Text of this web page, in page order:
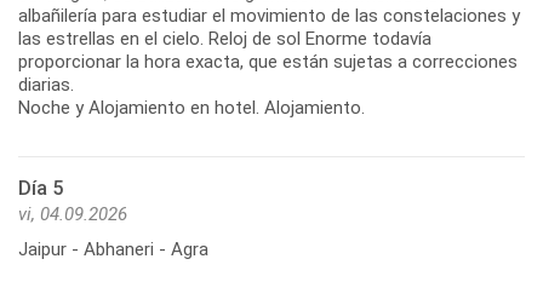
albañilería para estudiar el movimiento de las constelaciones y
las estrellas en el cielo. Reloj de sol Enorme todavía
proporcionar la hora exacta, que están sujetas a correcciones
diarias.
Noche y Alojamiento en hotel. Alojamiento.
Día 5
vi, 04.09.2026
Jaipur - Abhaneri - Agra